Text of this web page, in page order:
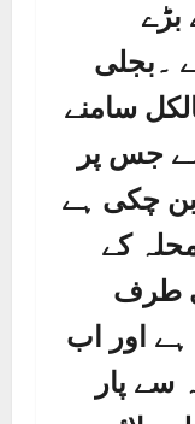
بڑے
۔بجلی
سامنے
جس پر
چکی ہے
کے
طرف
ہے اور اب
سے پار